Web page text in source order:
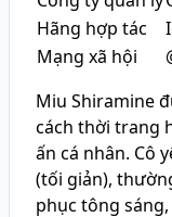
Hãng hợp tác
Mạng xã hội
Miu Shiramine
cách thời trang
ấn cá nhân. Cô
(tối giản),
phục tông